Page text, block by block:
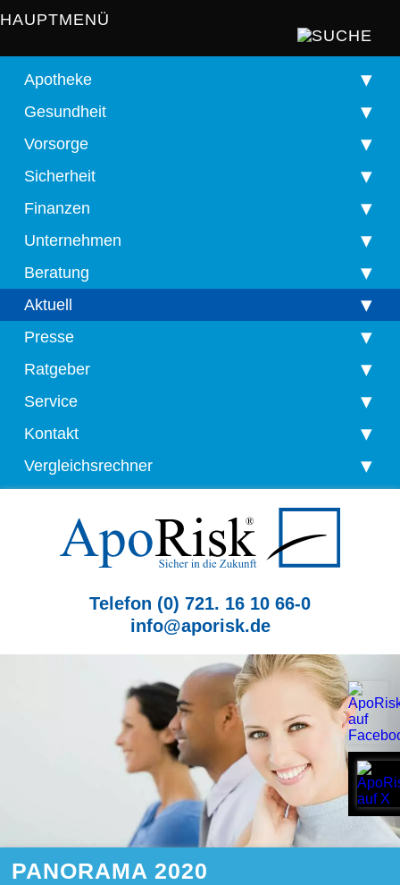
Telefon (0) 721. 16 10 66-0
info@aporisk.de
HAUPTMENÜ
Apotheke
Gesundheit
Vorsorge
Sicherheit
Finanzen
Unternehmen
Beratung
Aktuell
Presse
Ratgeber
Service
Kontakt
Vergleichsrechner
PANORAMA 2020